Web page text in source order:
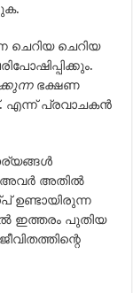
ചെറിയ ചെറിയ
ഭക്ഷണ
എന്ന് പ്രവാചകന്‍
അവര്‍ അതില്‍
ഇത്തരം പുതിയ